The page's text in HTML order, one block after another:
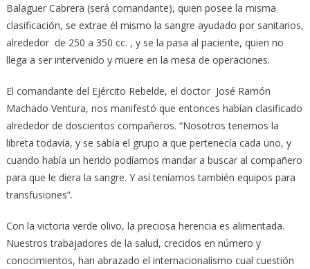
Balaguer Cabrera (será comandante), quien posee la misma
clasificación, se extrae él mismo la sangre ayudado por sanitarios,
alrededor de 250 a 350 cc. , y se la pasa al paciente, quien no
llega a ser intervenido y muere en la mesa de operaciones.
El comandante del Ejército Rebelde, el doctor José Ramón
Machado Ventura, nos manifestó que entonces habían clasificado
alrededor de doscientos compañeros. “Nosotros tenemos la
libreta todavía, y se sabía el grupo a que pertenecía cada uno, y
cuando había un herido podíamos mandar a buscar al compañero
para que le diera la sangre. Y así teníamos también equipos para
transfusiones”.
Con la victoria verde olivo, la preciosa herencia es alimentada.
Nuestros trabajadores de la salud, crecidos en número y
conocimientos, han abrazado el internacionalismo cual cuestión